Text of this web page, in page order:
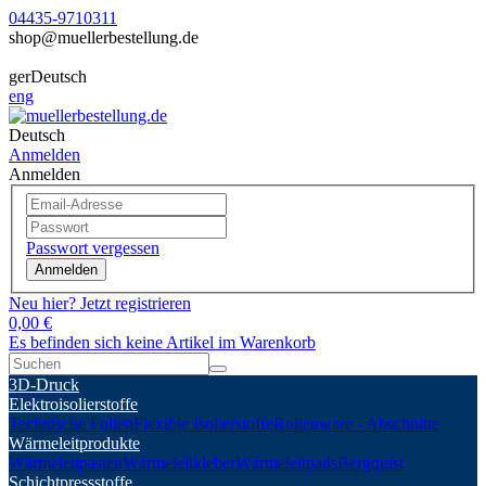
04435-9710311
shop@muellerbestellung.de
gerDeutsch
eng
Deutsch
Anmelden
Anmelden
Passwort vergessen
Anmelden
Neu hier? Jetzt registrieren
0,00 €
Es befinden sich keine Artikel im Warenkorb
3D-Druck
Elektroisolierstoffe
Technische FolienFlexible IsolierstoffeRollenware - Abschnitte
Wärmeleitprodukte
WärmeleitpastenWärmeleitkleberWärmeleitpadsBergquist
Schichtpressstoffe